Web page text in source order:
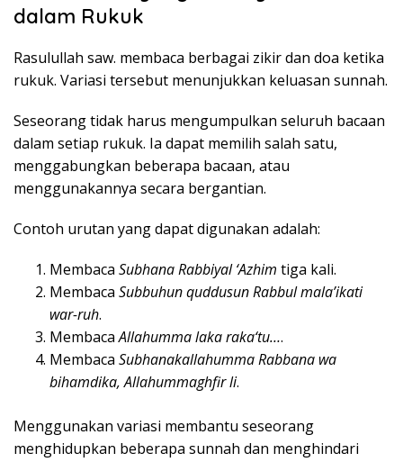
dalam Rukuk
Rasulullah saw. membaca berbagai zikir dan doa ketika
rukuk. Variasi tersebut menunjukkan keluasan sunnah.
Seseorang tidak harus mengumpulkan seluruh bacaan
dalam setiap rukuk. Ia dapat memilih salah satu,
menggabungkan beberapa bacaan, atau
menggunakannya secara bergantian.
Contoh urutan yang dapat digunakan adalah:
Membaca Subhana Rabbiyal ‘Azhim tiga kali.
Membaca Subbuhun quddusun Rabbul mala’ikati
war-ruh.
MembacaAllahumma laka raka‘tu….
Membaca Subhanakallahumma Rabbana wa
bihamdika, Allahummaghfir li.
Menggunakan variasi membantu seseorang
menghidupkan beberapa sunnah dan menghindari